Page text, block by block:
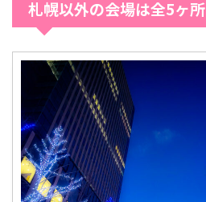
札幌以外の会場は全5ヶ所